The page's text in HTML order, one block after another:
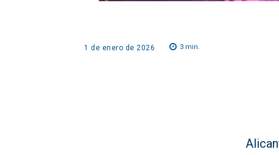
1 de enero de 2026 3 min.